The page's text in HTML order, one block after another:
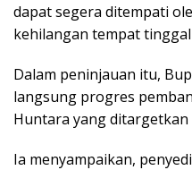
dapat segera ditempati
kehilangan tempat
Dalam peninjauan itu,
langsung progres
Huntara yang
Ia menyampaikan,